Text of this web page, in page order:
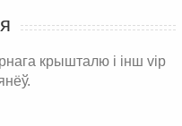
крышталю і інш vip